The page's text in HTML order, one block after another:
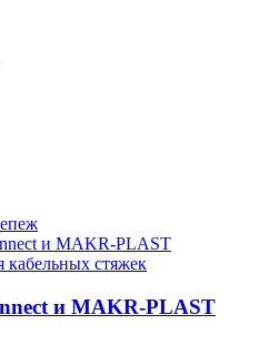
и MAKR-PLAST
стяжек
и MAKR-PLAST